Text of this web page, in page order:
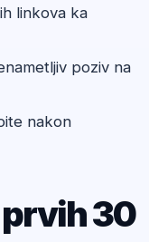
linkova ka
poziv na
nakon
prvih 30